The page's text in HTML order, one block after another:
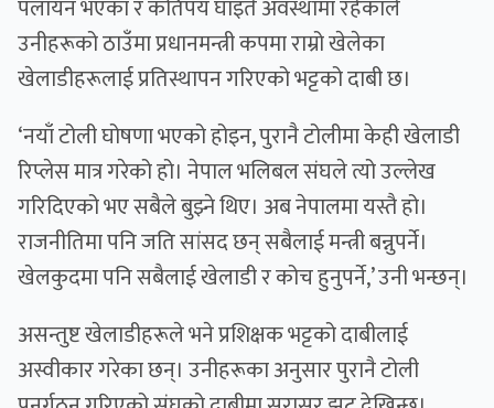
पलायन भएका र कतिपय घाइते अवस्थामा रहेकाले
उनीहरूको ठाउँमा प्रधानमन्त्री कपमा राम्रो खेलेका
खेलाडीहरूलाई प्रतिस्थापन गरिएको भट्टको दाबी छ।
‘नयाँ टोली घोषणा भएको होइन, पुरानै टोलीमा केही खेलाडी
रिप्लेस मात्र गरेको हो। नेपाल भलिबल संघले त्यो उल्लेख
गरिदिएको भए सबैले बुझ्ने थिए। अब नेपालमा यस्तै हो।
राजनीतिमा पनि जति सांसद छन् सबैलाई मन्त्री बन्नुपर्ने।
खेलकुदमा पनि सबैलाई खेलाडी र कोच हुनुपर्ने,’ उनी भन्छन्।
असन्तुष्ट खेलाडीहरूले भने प्रशिक्षक भट्टको दाबीलाई
अस्वीकार गरेका छन्। उनीहरूका अनुसार पुरानै टोली